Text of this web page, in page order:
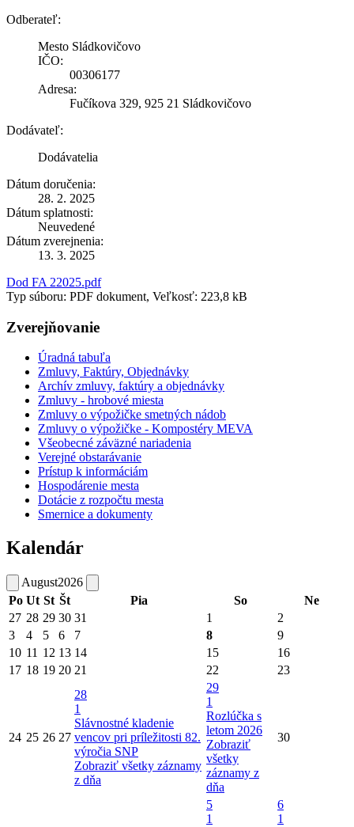
Odberateľ:
Mesto Sládkovičovo
IČO:
00306177
Adresa:
Fučíkova 329, 925 21 Sládkovičovo
Dodávateľ:
Dodávatelia
Dátum doručenia:
28. 2. 2025
Dátum splatnosti:
Neuvedené
Dátum zverejnenia:
13. 3. 2025
Dod FA 22025.pdf
Typ súboru: PDF dokument, Veľkosť: 223,8 kB
Zverejňovanie
Úradná tabuľa
Zmluvy, Faktúry, Objednávky
Archív zmluvy, faktúry a objednávky
Zmluvy - hrobové miesta
Zmluvy o výpožičke smetných nádob
Zmluvy o výpožičke - Kompostéry MEVA
Všeobecné záväzné nariadenia
Verejné obstarávanie
Prístup k informáciám
Hospodárenie mesta
Dotácie z rozpočtu mesta
Smernice a dokumenty
Kalendár
August2026
Po Ut St Št Pia So
Ne
27 28 29 30 31 1
2
3
4 5 6 7 8
9
10 11 12 13 14 15
16
17 18 19 20 21 22 23
24 25 26 27
28
1
Slávnostné kladenie
vencov pri príležitosti 82.
výročia SNP
Zobraziť všetky záznamy
z dňa
29
1
Rozlúčka s
letom 2026
Zobraziť
všetky
záznamy z
dňa
30
5
1
6
1